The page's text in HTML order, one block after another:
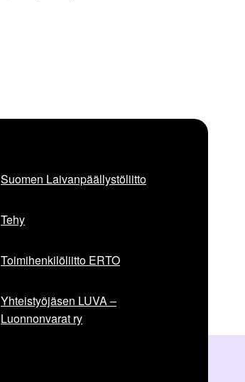
Suomen Laivanpäällystöliitto
Tehy
Toimihenkilöliitto ERTO
Yhteistyöjäsen LUVA –
Luonnonvarat ry